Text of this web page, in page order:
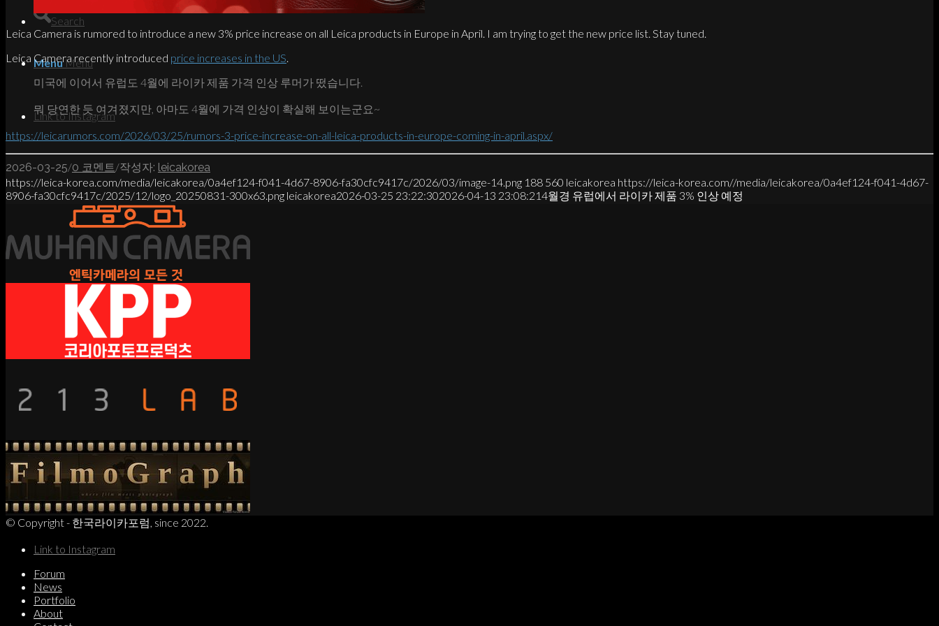
Search
Menu Menu
Link to Instagram
Leica Camera is rumored to introduce a new 3% price increase on all Leica products in Europe in April. I am trying to get the new price list. Stay tuned.
Leica Camera recently introduced price increases in the US
미국에 이어서 유럽도 4월에 라이카 제품 가격 인상 루머가 떴습니다.
뭐 당연한 듯 여겨졌지만, 아마도 4월에 가격 인상이 확실해 보이는군요~
https://leicarumors.com/2026/03/25/rumors-3-price-increase-on-all-leica-products-in-europe-coming-in-april.aspx/
2026-03-25/0 코멘트 /작성자: leicakorea
https://leica-korea.com/media/leicakorea/0a4ef124-f041-4d67-8906-fa30cfc9417c/2026/03/image-14.png 188 560 leicakorea https://leica-korea.com//media/leicakorea/0a4ef124-f041-4d67-
8906-fa30cfc9417c/2025/12/logo_20250831-300x63.png leicakorea2026-03-25 23:22:302026-04-13 23:08:214월경 유럽에서 라이카 제품 3% 인상 예정
© Copyright - 한국라이카포럼, since 2022.
Link to Instagram
Forum
News
Portfolio
About